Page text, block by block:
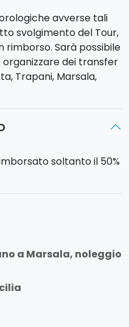
avverse tali
svolgimento del Tour,
Sarà possibile
dei transfer
Trapani, Marsala,
soltanto il 50%
a Marsala, noleggio